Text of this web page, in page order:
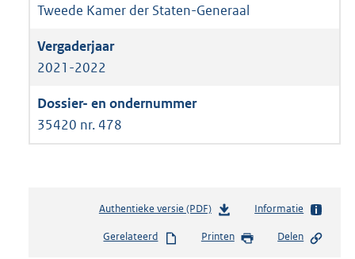
Tweede Kamer der Staten-Generaal
2021-2022
35420 nr. 478
Authentieke versie (PDF)b
s
Informatie
Gerelateerd Printen Delen